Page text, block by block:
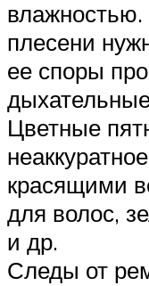
влажностью.
плесени
ее споры
Цветные
красящими
для волос,
и др.
Следы от